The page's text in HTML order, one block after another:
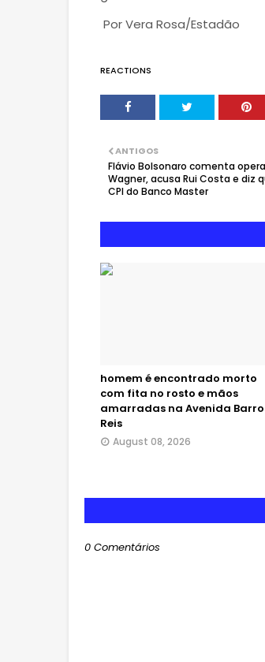
PorVera Rosa/Estadão
REACTIONS
ANTIGOS
Flávio Bolsonaro comenta
Wagner, acusa Rui Costa e diz
CPI do Banco Master
homem é encontrado morto
com fita no rosto e mãos
amarradas na Avenida
Reis
August 08, 2026
0 Comentários